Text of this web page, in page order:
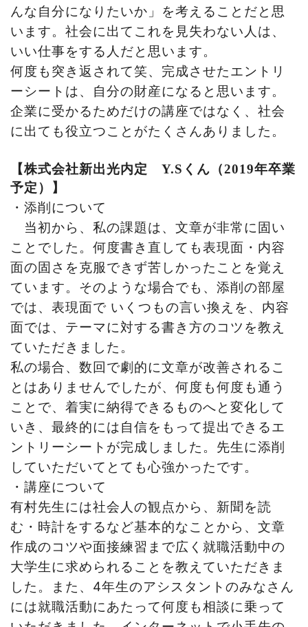
んな自分になりたいか」を考えることだと思
います。社会に出てこれを見失わない人は、
いい仕事をする人だと思います。
何度も突き返されて笑、完成させたエントリ
ーシートは、自分の財産になると思います。
企業に受かるためだけの講座ではなく、社会
に出ても役立つことがたくさんありました。
【株式会社新出光内定 Y.S くん（2019年卒業
予定）】
・添削について
当初から、私の課題は、文章が非常に固い
ことでした。何度書き直しても表現面・内容
面の固さを克服できず苦しかったことを覚え
ています。そのような場合でも、添削の部屋
では、表現面で いくつもの言い換えを、内容
面では、テーマに対する書き方のコツを教え
ていただきました。
私の場合、数回で劇的に文章が改善されるこ
とはありませんでしたが、何度も何度も通う
ことで、着実に納得できるものへと変化して
いき、最終的には自信をもって提出できるエ
ントリーシートが完成しました。先生に添削
していただいてとても心強かったです。
・講座について
有村先生には社会人の観点から、新聞を読
む・時計をするなど基本的なことから、文章
作成のコツや面接練習まで広く就職活動中の
大学生に求められることを教えていただきま
した。また、 4年生のアシスタントのみなさん
には就職活動にあたって何度も相談に乗って